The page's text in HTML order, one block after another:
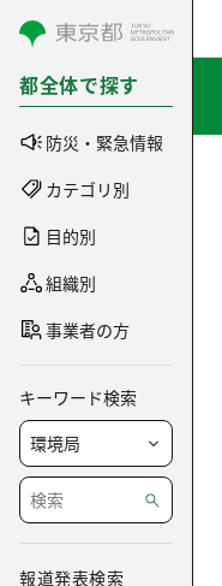
コンテンツにスキップ
都全体で探す
防災・緊急情報
カテゴリ別
目的別
組織別
事業者の方
キーワード検索
報道発表検索